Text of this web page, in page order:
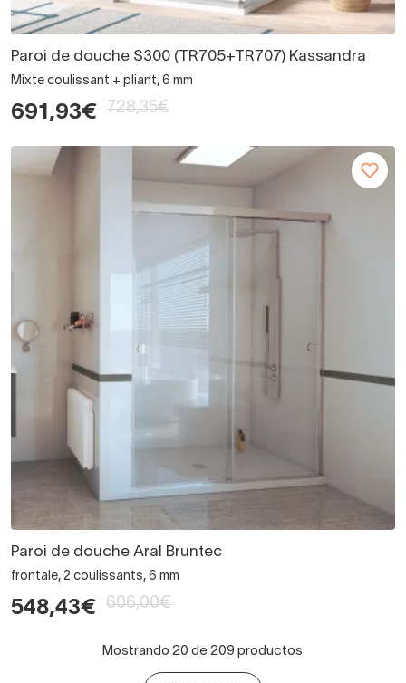
Paroi de douche S300 (TR705+TR707) Kassandra
Mixte coulissant + pliant, 6 mm
691,93€ 728,35€
Paroi de douche Aral Bruntec
frontale, 2 coulissants, 6 mm
548,43€ 606,00€
Mostrando 20 de 209 productos